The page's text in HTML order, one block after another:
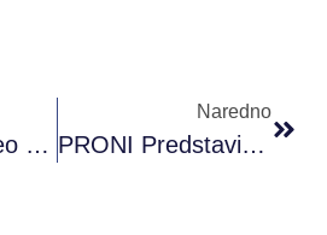
PRONI Započeo Realizaciju Novog Projekta: SMART GAP – Pametni Gender Akcioni Plan Brčko Distrikt
Naredno
PRONI Predstavio Metodologiju Za Izradu Strategije Omladinske Politike Zeničko-Dobojskog Kantona Za Period 2024-2027 I Anketni Upitnik Za Dobijanje Mišljenja I Stavova Mladih